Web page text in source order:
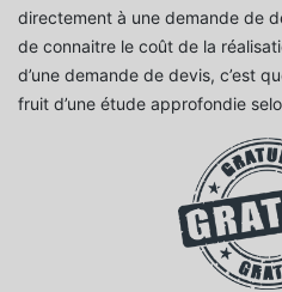
directement à une demande de
de connaitre le coût de la
d’une demande de devis, c’est
fruit d’une étude approfondie